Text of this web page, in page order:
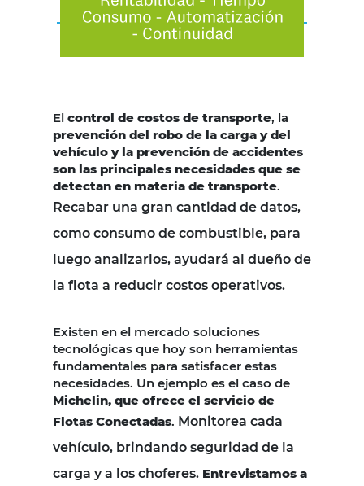
El control de costos de transporte, la
prevención del robo de la carga y del
vehículo y la prevención de accidentes
son las principales necesidades que se
detectan en materia de transporte.
Recabar una gran cantidad de datos,
como consumo de combustible, para
luego analizarlos, ayudará al dueño de
la flota a reducir costos operativos.
Existen en el mercado soluciones
tecnológicas que hoy son herramientas
fundamentales para satisfacer estas
necesidades. Un ejemplo es el caso de
Michelin, que ofrece el servicio de
Flotas Conectadas. Monitorea cada
vehículo, brindando seguridad de la
carga y a los choferes. Entrevistamos a